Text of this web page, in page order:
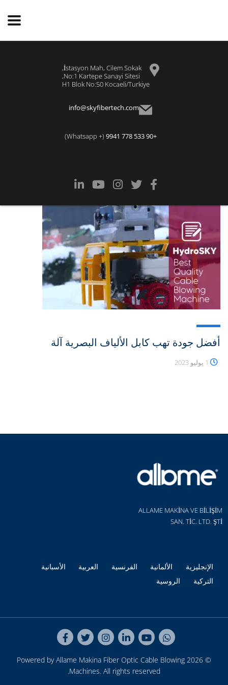
İstasyon Mah, Cilem Sokak,
No:1 Kartepe Sanayi Sitesi,
H1 Blok No:50 Kocaeli/Turkiye
info@skyfibertech.com
+90 533 778 9941
(+ Whatsapp)
أفضل جودة تهب كابل الألياف البصرية آلة
ALLAME MAKİNA VE BİLİŞİM
SAN. TİC. LTD. ŞTİ
الإنجليزية الألمانية الفرنسية العربية
الأسبانية
التركية
الروسية
© 2026 Powered by Allame Makina
Fiber Optic Cable Blowing
Machines. All rights reserved.